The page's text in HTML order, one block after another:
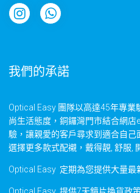
我們的承諾
Optical Easy 團隊以高達45年專
尚生活態度，銅鑼灣門市結合網
驗，讓親愛的客戶尋求到適合自己
選擇更多款式配襯，戴得靚, 舒服,
Optical Easy 定期為您提供大量最